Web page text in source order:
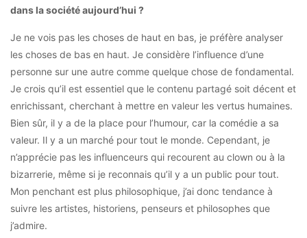
dans la société aujourd’hui ?
Je ne vois pas les choses de haut en bas, je préfère analyser
les choses de bas en haut. Je considère l’influence d’une
personne sur une autre comme quelque chose de fondamental.
Je crois qu’il est essentiel que le contenu partagé soit décent et
enrichissant, cherchant à mettre en valeur les vertus humaines.
Bien sûr, il y a de la place pour l’humour, car la comédie a sa
valeur. Il y a un marché pour tout le monde. Cependant, je
n’apprécie pas les influenceurs qui recourent au clown ou à la
bizarrerie, même si je reconnais qu’il y a un public pour tout.
Mon penchant est plus philosophique, j’ai donc tendance à
suivre les artistes, historiens, penseurs et philosophes que
j’admire.